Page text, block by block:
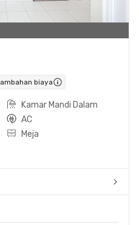
biaya
Kamar Mandi Dalam
AC
Meja